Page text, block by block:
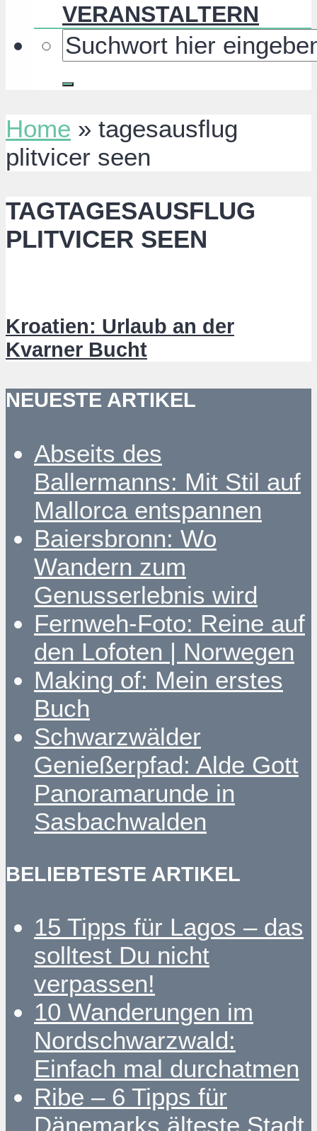
VERANSTALTERN
Home » tagesausflug
plitvicer seen
TAGTAGESAUSFLUG
PLITVICER SEEN
Kroatien: Urlaub an der
Kvarner Bucht
NEUESTE ARTIKEL
Abseits des
Ballermanns: Mit Stil auf
Mallorca entspannen
Baiersbronn: Wo
Wandern zum
Genusserlebnis wird
Fernweh-Foto: Reine auf
den Lofoten | Norwegen
Making of: Mein erstes
Buch
Schwarzwälder
Genießerpfad: Alde Gott
Panoramarunde in
Sasbachwalden
BELIEBTESTE ARTIKEL
15 Tipps für Lagos – das
solltest Du nicht
verpassen!
10 Wanderungen im
Nordschwarzwald:
Einfach mal durchatmen
Ribe – 6 Tipps für
Dänemarks älteste Stadt